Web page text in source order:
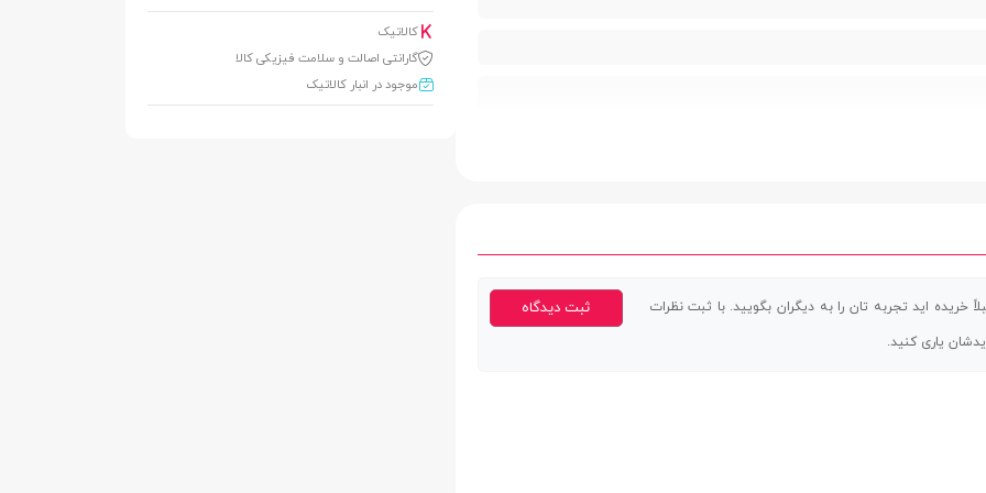
| دارای حالت ذخیره نیرو | دارای ویبره | قابلیت کنترل دوربین | قابلیت کنترل
خریده اید تجربه تان را به دیگران بگویید. با ثبت نظرات
یاری کنید.
ثبت دیدگاه
کالاتیک
گارانتی اصالت و سلامت فیزیکی کالا
موجود در انبار کالاتیک